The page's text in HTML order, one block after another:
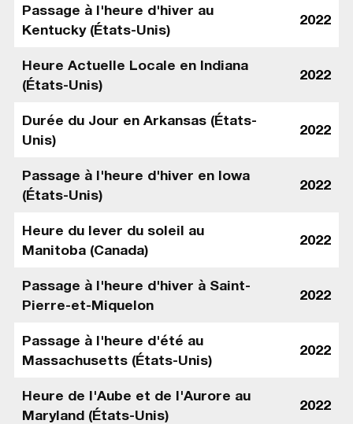
Passage à l'heure d'hiver au
Kentucky (États-Unis)
2022
Heure Actuelle Locale en Indiana
(États-Unis)
2022
Durée du Jour en Arkansas (États-
Unis)
2022
Passage à l'heure d'hiver en Iowa
(États-Unis)
2022
Heure du lever du soleil au
Manitoba (Canada)
2022
Passage à l'heure d'hiver à Saint-
Pierre-et-Miquelon
2022
Passage à l'heure d'été au
Massachusetts (États-Unis)
2022
Heure de l'Aube et de l'Aurore au
Maryland (États-Unis)
2022